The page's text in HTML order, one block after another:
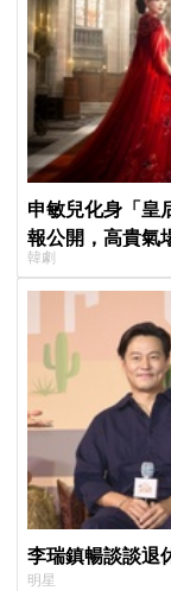
申敏兒化身「皇
報公開，高貴氣
韓劇
李瑞鎮暢談談退
明星